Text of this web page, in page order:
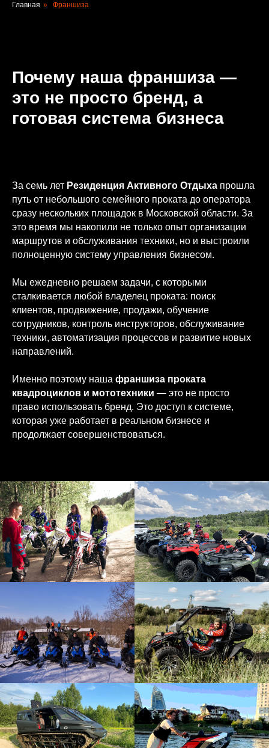
Главная » Франшиза
Почему наша франшиза —
это не просто бренд, а
готовая система бизнеса
За семь лет Резиденция Активного Отдыха прошла
путь от небольшого семейного проката до оператора
сразу нескольких площадок в Московской области. За
это время мы накопили не только опыт организации
маршрутов и обслуживания техники, но и выстроили
полноценную систему управления бизнесом.
Мы ежедневно решаем задачи, с которыми
сталкивается любой владелец проката: поиск
клиентов, продвижение, продажи, обучение
сотрудников, контроль инструкторов, обслуживание
техники, автоматизация процессов и развитие новых
направлений.
Именно поэтому наша франшиза проката
квадроциклов и мототехники — это не просто
право использовать бренд. Это доступ к системе,
которая уже работает в реальном бизнесе и
продолжает совершенствоваться.